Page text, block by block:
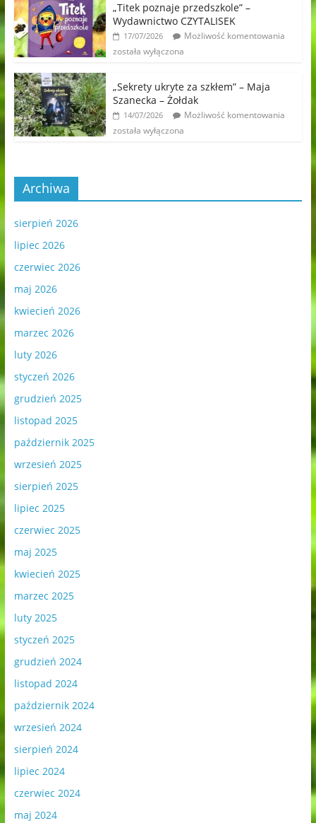
„Titek poznaje przedszkole” –
Wydawnictwo CZYTALISEK
17/07/2026
Możliwość komentowania
została wyłączona
„Sekrety ukryte za szkłem” – Maja
Szanecka – Żołdak
14/07/2026
Możliwość komentowania
została wyłączona
Archiwa
sierpień 2026
lipiec 2026
czerwiec 2026
maj 2026
kwiecień 2026
marzec 2026
luty 2026
styczeń 2026
grudzień 2025
listopad 2025
październik 2025
wrzesień 2025
sierpień 2025
lipiec 2025
czerwiec 2025
maj 2025
kwiecień 2025
marzec 2025
luty 2025
styczeń 2025
grudzień 2024
listopad 2024
październik 2024
wrzesień 2024
sierpień 2024
lipiec 2024
czerwiec 2024
maj 2024